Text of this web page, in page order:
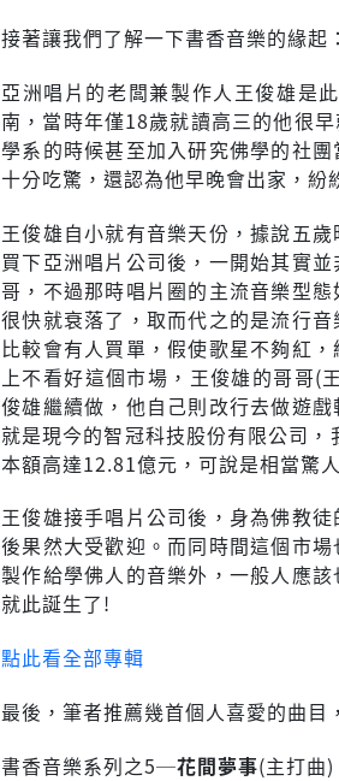
接著讓我們了解一下書香音樂的緣起：
亞洲唱片的老闆兼製作人王俊雄是
南，當時年僅18歲就讀高三的他很
學系的時候甚至加入研究佛學的社
十分吃驚，還認為他早晚會出家，紛
王俊雄自小就有音樂天份，據說五
買下亞洲唱片公司後，一開始其實
哥，不過那時唱片圈的主流音樂型
很快就衰落了，取而代之的是流行
比較會有人買單，假使歌星不夠紅
上不看好這個市場，王俊雄的哥哥(
俊雄繼續做，他自己則改行去做遊
就是現今的智冠科技股份有限公司
本額高達12.81億元，可說是相當驚
王俊雄接手唱片公司後，身為佛教
後果然大受歡迎。而同時間這個市
製作給學佛人的音樂外，一般人應
就此誕生了!
點此看全部專輯
最後，筆者推薦幾首個人喜愛的曲
書香音樂系列之5─花間夢事(主打曲)